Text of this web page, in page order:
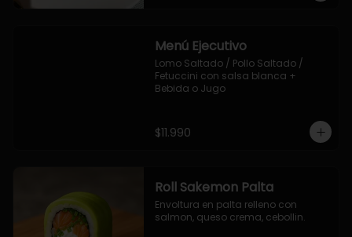
Menú Ejecutivo
Lomo Saltado / Pollo Saltado /
Fetuccini con salsa blanca +
Bebida o Jugo
$11.990
Roll Sakemon Palta
Envoltura en palta relleno con
salmon, queso crema, cebollin.